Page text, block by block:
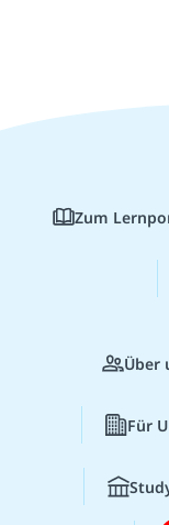
Zum
Über
Für